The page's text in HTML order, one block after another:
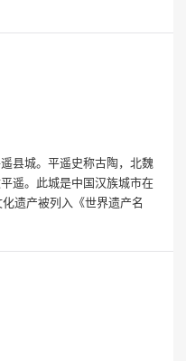
县城。平遥史称古陶，北魏
遥。此城是中国汉族城市在
遗产被列入《世界遗产名